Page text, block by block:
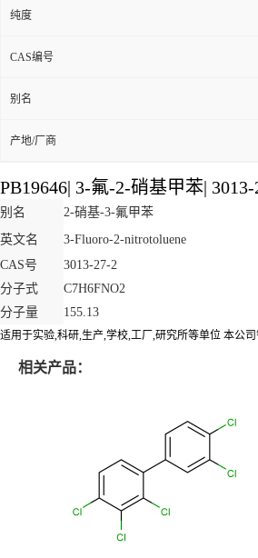
纯度
CAS编号
别名
产地/厂商
PB19646| 3-氟-2-硝基甲苯| 3013-
别名
2-硝基-3-氟甲苯
英文名
3-Fluoro-2-nitrotoluene
CAS号
3013-27-2
分子式
C7H6FNO2
分子量
155.13
适用于实验,科研,生产,学校,工厂,研究所等单位 本公
相关产品：